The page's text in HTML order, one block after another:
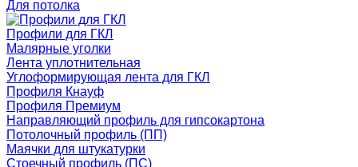
Для потолка
Профили для ГКЛ
Малярные уголки
Лента уплотнительная
Углоформирующая лента для ГКЛ
Профиля Кнауф
Профиля Премиум
Направляющий профиль для гипсокартона
Потолочный профиль (ПП)
Маячки для штукатурки
Стоечный профиль (ПС)